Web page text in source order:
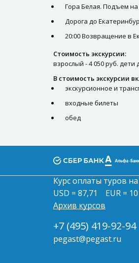
Гора Белая. Подъем
Дорога до
20:00 Возвращение в
Стоимость экскурсии:
взрослый - 4 050 руб. дети
В стоимость экскурсии
экскурсионное и
входные билеты
обед
Курс оплаты туров на
USD = 87,71
EUR =
Архив курсов
+7 (495) 419-92-94
pegast@pegast.ru